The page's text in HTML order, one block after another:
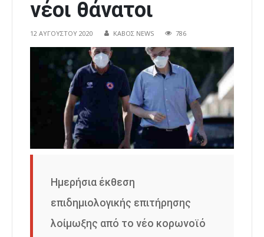
νέοι θάνατοι
12 ΑΥΓΟΎΣΤΟΥ 2020 ΚΑΒΟΣ NEWS 786
Ημερήσια έκθεση
επιδημιολογικής επιτήρησης
λοίμωξης από το νέο κορωνοϊό